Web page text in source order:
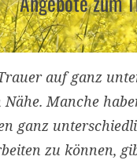
auf ganz
Manche
ganz
zu können,